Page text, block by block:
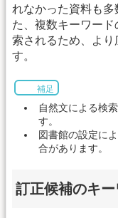
れなかった資料も
た、複数キーワー
索されるため、より
す。
補足
自然文による検
す。
図書館の設定に
合があります。
訂正候補のキ